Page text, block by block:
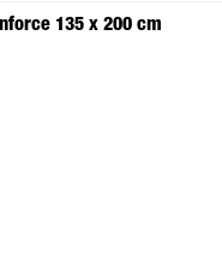
135 x 200 cm